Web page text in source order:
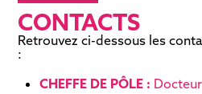
CONTACTS
Retrouvez ci-dessous les
:
CHEFFE DE PÔLE :